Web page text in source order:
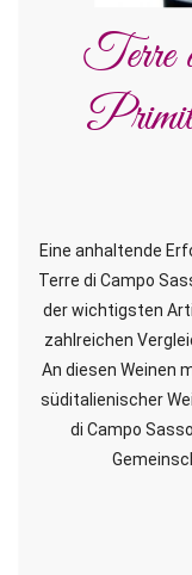
Terre
Eine anhaltende
Terre di Campo
der wichtigsten
zahlreichen
An diesen Weinen
süditalienischer
di Campo